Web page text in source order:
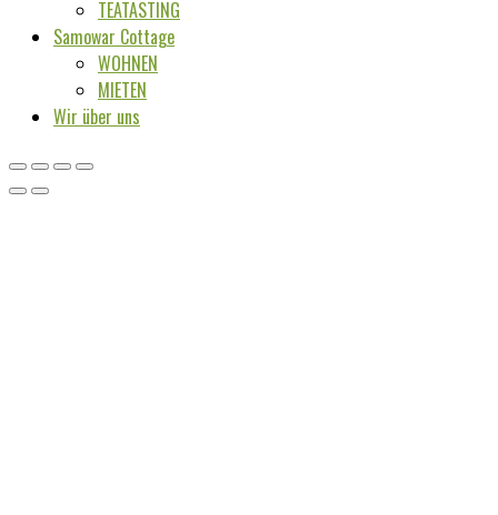
TEATASTING
Samowar Cottage
WOHNEN
MIETEN
Wir über uns